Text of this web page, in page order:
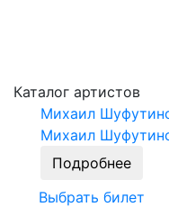
Каталог артистов
Михаил
Михаил
Подробнее
Выбрать билет